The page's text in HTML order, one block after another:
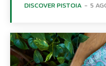
DISCOVER PISTOIA - 5